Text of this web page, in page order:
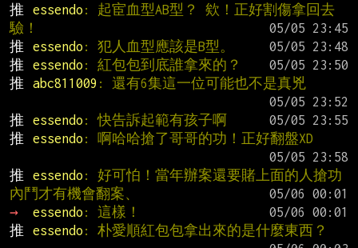
推
essendo : 起宦血型AB型？ 欸！正好割傷拿回去
驗！
推
essendo : 犯人血型應該是B型。
推
essendo : 紅包包到底誰拿來的？
推
abc811009 : 還有6集這一位可能也不是真兇
推
essendo : 快告訴起範有孩子啊
推
essendo : 啊哈哈搶了哥哥的功！正好翻盤XD
推
essendo : 好可怕！當年辦案還要賭上面的人搶功
內鬥才有機會翻案、
→
essendo : 這樣！
推
essendo : 朴愛順紅包包拿出來的是什麼東西？